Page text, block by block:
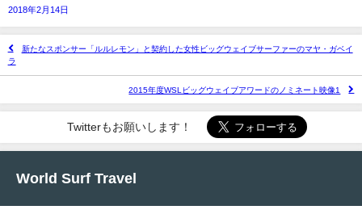
2018年2月14日
新たなスポンサー「ルルレモン」と契約した女性ビッグウェイブサーファーのマヤ・ガベイ
ラ
2015年度WSLビッグウェイブアワードのノミネート映像1
Twitterもお願いします！
World Surf Travel